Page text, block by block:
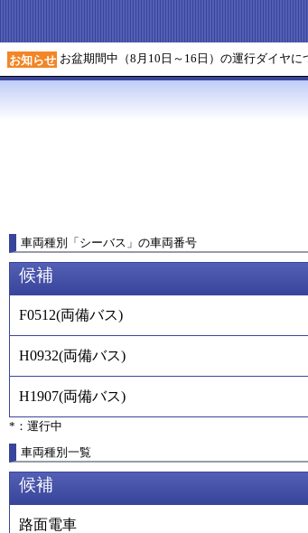
お知らせ お盆期間中（8月10日～16日）の運行ダイヤに
車両種別 「シーバス 」 の車両番号
候補
F0512(両備バス)
H0932(両備バス)
H1907(両備バス)
*：運行中
車両種別一覧
候補
路面電車